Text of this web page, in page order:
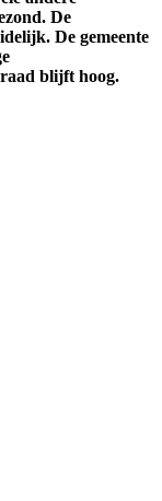
De
De gemeente
blijft hoog.